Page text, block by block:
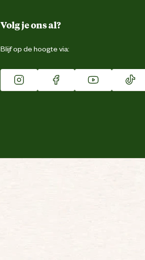
Volg je ons al?
Blijf op de hoogte via: